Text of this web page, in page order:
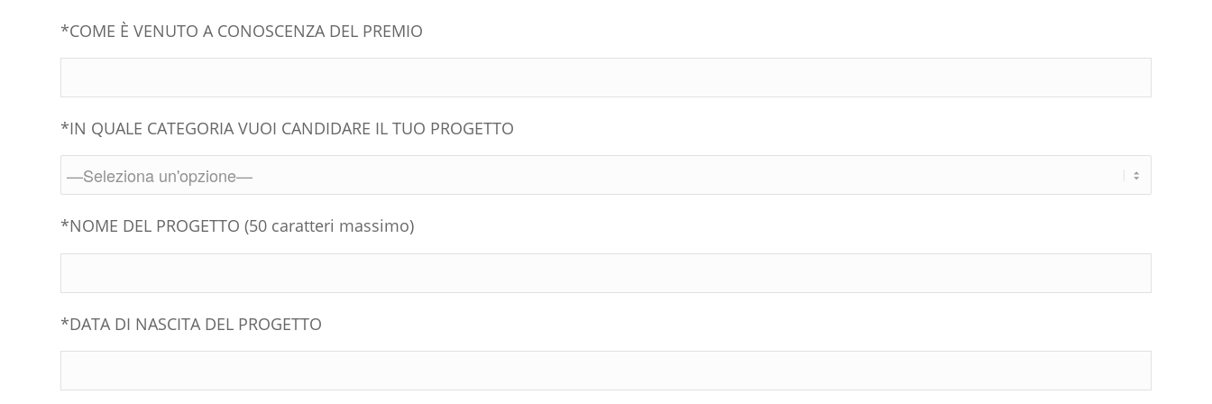
*COME È VENUTO A CONOSCENZA DEL PREMIO
*IN QUALE CATEGORIA VUOI CANDIDARE IL TUO PROGETTO
*NOME DEL PROGETTO (50 caratteri massimo)
*DATA DI NASCITA DEL PROGETTO